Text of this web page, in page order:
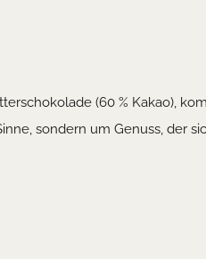
(60 % Kakao),
sondern um Genuss, der